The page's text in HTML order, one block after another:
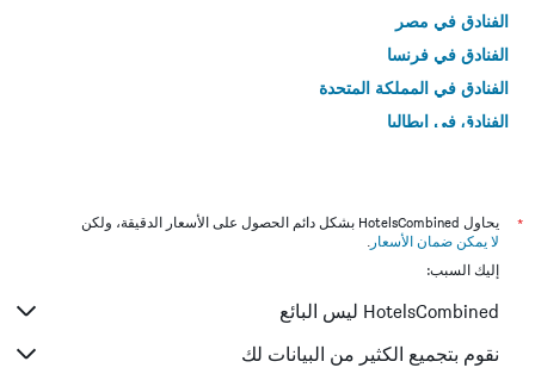
الفنادق في مصر
الفنادق في فرنسا
الفنادق في المملكة المتحدة
الفنادق في إيطاليا
*
يحاول HotelsCombined بشكل دائم الحصول على الأسعار الدقيقة، ولكن
لا يمكن ضمان الأسعار .
إليك السبب:
HotelsCombined ليس البائع
نقوم بتجميع الكثير من البيانات لك